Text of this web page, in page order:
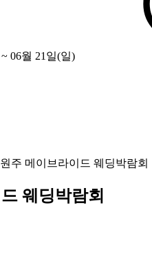
06월 21일(일)
원주 메이브라이드 웨딩박람회
웨딩박람회